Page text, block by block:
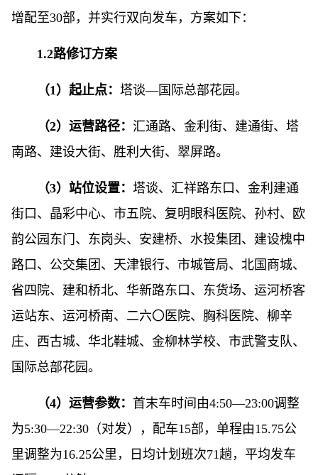
增配至30部，并实行双向发车，方案如下：
1.2路修订方案
（1）起止点： 塔谈—国际总部花园。
（2）运营路径： 汇通路、金利街、建通街、塔
南路、建设大街、胜利大街、翠屏路。
（3）站位设置： 塔谈、汇祥路东口、金利建通
街口、晶彩中心、市五院、复明眼科医院、孙村、欧
韵公园东门、东岗头、安建桥、水投集团、建设槐中
路口、公交集团、天津银行、市城管局、北国商城、
省四院、建和桥北、华新路东口、东货场、运河桥客
运站东、运河桥南、二六〇医院、胸科医院、柳辛
庄、西古城、华北鞋城、金柳林学校、市武警支队、
国际总部花园。
（4）运营参数： 首末车时间由4:50—23:00调整
为5:30—22:30（对发），配车15部，单程由15.75公
里调整为16.25公里，日均计划班次71趟，平均发车